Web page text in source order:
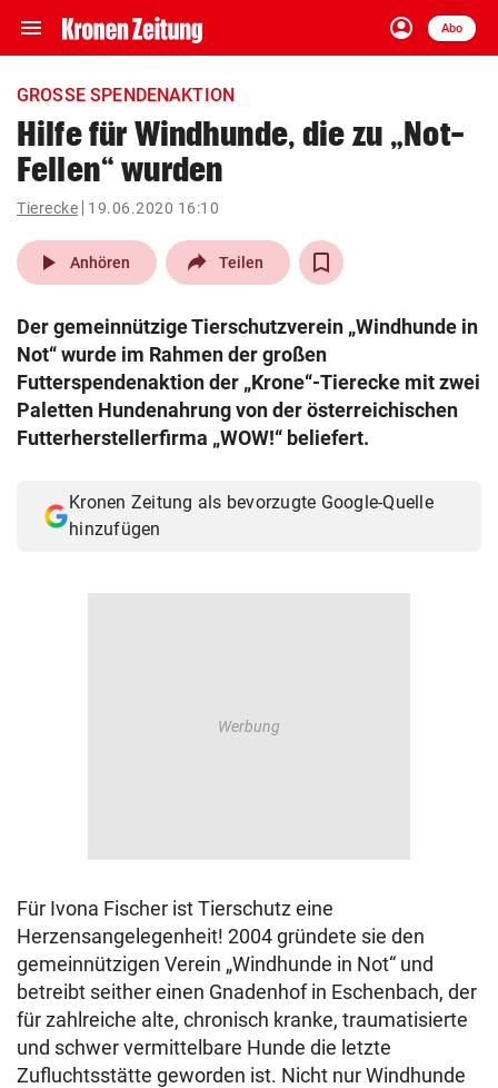
menu Navigation
ein-/ausklappen
account_circle
Anmelden
Abo
close Schließen
account_circle Anmelden
pin_drop
Wien arrow_right
search
Suchbegriff
eingeben
© Krone Multimedia GmbH & Co KG 2026
Muthgasse 2, 1190 Wien
GROSSE SPENDENAKTION
Hilfe für Windhunde, die zu „Not-
Fellen“ wurden
Tierecke 19.06.2020 16:10
play_arrow Anhören Teilen
Der gemeinnützige Tierschutzverein „Windhunde in
Not“ wurde im Rahmen der großen
Futterspendenaktion der „Krone“-Tierecke mit zwei
Paletten Hundenahrung von der österreichischen
Futterherstellerfirma „WOW!“ beliefert.
Kronen Zeitung als bevorzugte Google-Quelle
hinzufügen
Für Ivona Fischer ist Tierschutz eine
Herzensangelegenheit! 2004 gründete sie den
gemeinnützigen Verein „Windhunde in Not“ und
betreibt seither einen Gnadenhof in Eschenbach, der
für zahlreiche alte, chronisch kranke, traumatisierte
und schwer vermittelbare Hunde die letzte
Zufluchtsstätte geworden ist. Nicht nur Windhunde